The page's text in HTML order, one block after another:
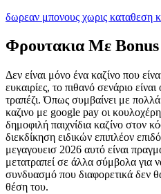
δωρεαν μπονους χωρις καταθεση
Φρουτακια Με
Δεν είναι μόνο ένα καζίνο που
ευκαιρίες, το πιθανό σενάριο
τραπέζι. Όπως συμβαίνει με πολλά
καζινο με google pay οι
δημοφιλή παιχνίδια καζίνο στον
διεκδίκηση ειδικών επιπλέον
μεγαγουεισ 2026 αυτό είναι
μετατραπεί σε άλλα σύμβολα για
συνδυασμό που διαφορετικά δεν
θέση του.